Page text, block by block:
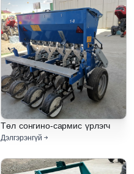
Төл сонгино-сармис үрлэгч
Дэлгэрэнгүй